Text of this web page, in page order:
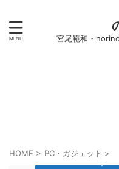
宮尾範和・
HOME > PC・ガジェット >